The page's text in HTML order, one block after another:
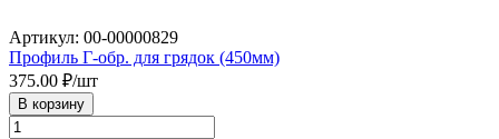
Артикул: 00-00000829
Профиль Г-обр. для грядок (450мм)
375.00 ₽/шт
В корзину